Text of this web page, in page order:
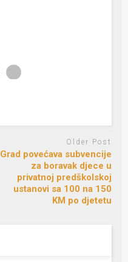
Older Post
Grad povećava subvencije
za boravak djece u
privatnoj predškolskoj
ustanovi sa 100 na 150
KM po djetetu